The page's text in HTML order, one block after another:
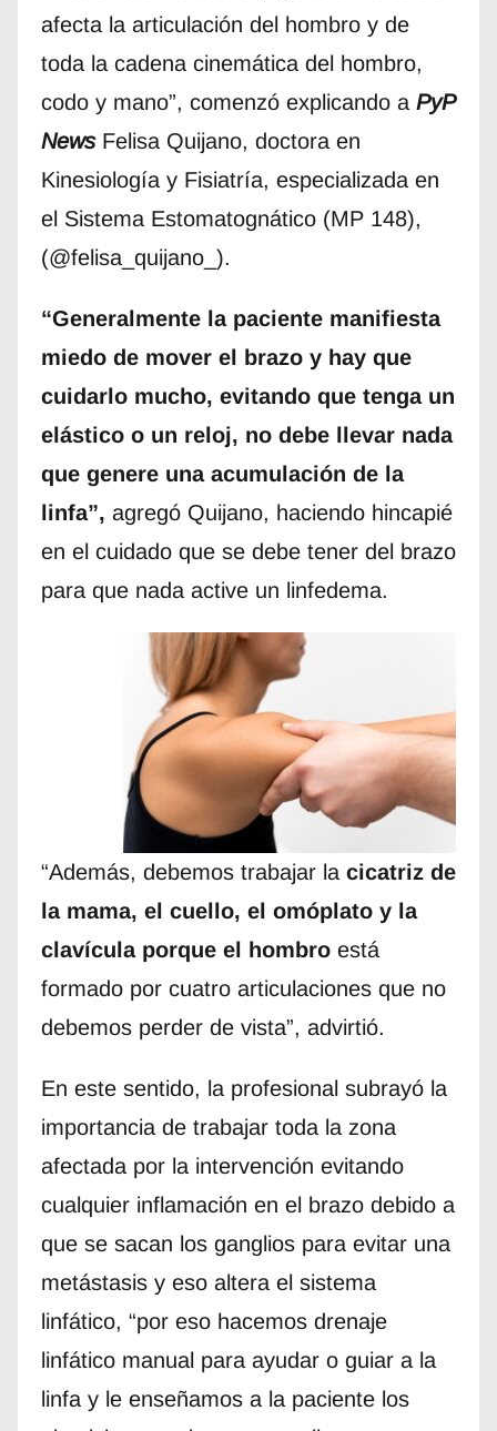
afecta la articulación del hombro y de
toda la cadena cinemática del hombro,
codo y mano”, comenzó explicando a PyP
NewsFelisa Quijano, doctora en
Kinesiología y Fisiatría, especializada en
el Sistema Estomatognático (MP 148),
(@felisa_quijano_).
“Generalmente la paciente manifiesta
miedo de mover el brazo y hay que
cuidarlo mucho, evitando que tenga un
elástico o un reloj, no debe llevar nada
que genere una acumulación de la
linfa”, agregó Quijano, haciendo hincapié
en el cuidado que se debe tener del brazo
para que nada active un linfedema.
“Además, debemos trabajar la cicatriz de
la mama, el cuello, el omóplato y la
clavícula porque el hombroestá
formado por cuatro articulaciones que no
debemos perder de vista”, advirtió.
En este sentido, la profesional subrayó la
importancia de trabajar toda la zona
afectada por la intervención evitando
cualquier inflamación en el brazo debido a
que se sacan los ganglios para evitar una
metástasis y eso altera el sistema
linfático, “por eso hacemos drenaje
linfático manual para ayudar o guiar a la
linfa y le enseñamos a la paciente los